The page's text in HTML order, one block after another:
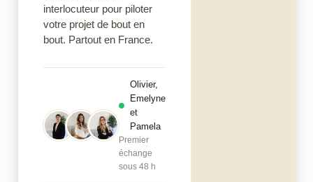
interlocuteur pour piloter
votre projet de bout en
bout. Partout en France.
Olivier,
Emelyne
et
Pamela
Premier
échange
sous 48 h